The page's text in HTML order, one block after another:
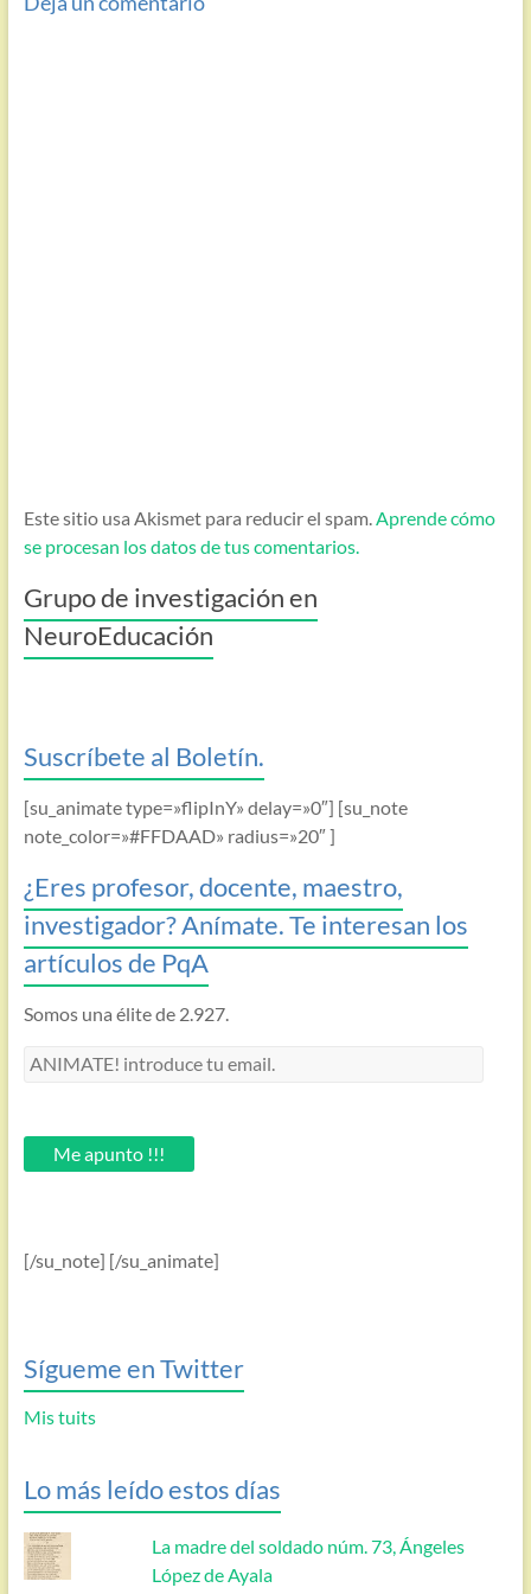
Este sitio usa Akismet para reducir el spam.Aprende cómo
se procesan los datos de tus comentarios.
Grupo de investigación en
NeuroEducación
Suscríbete al Boletín.
[su_animate type=»flipInY» delay=»0″] [su_note
note_color=»#FFDAAD» radius=»20″ ]
¿Eres profesor, docente, maestro,
investigador? Anímate. Te interesan los
artículos de PqA
Somos una élite de 2.927.
ANIMATE!
email.Me apunto !!!
[/su_note] [/su_animate]
Sígueme en Twitter
Mis tuits
Lo más leído estos días
La madre del soldado núm. 73, Ángeles
López de Ayala